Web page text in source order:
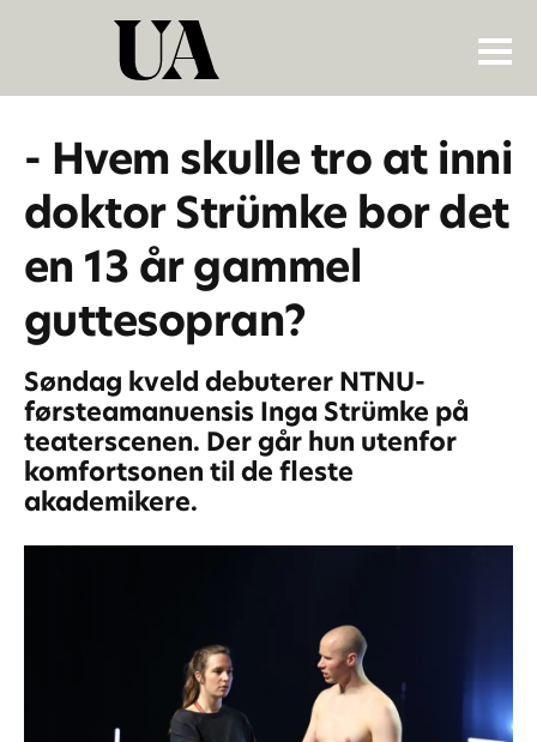
- Hvem skulle tro at inni
doktor Strümke bor det
en 13 år gammel
guttesopran?
Søndag kveld debuterer NTNU-
førsteamanuensis Inga Strümke på
teaterscenen. Der går hun utenfor
komfortsonen til de fleste
akademikere.